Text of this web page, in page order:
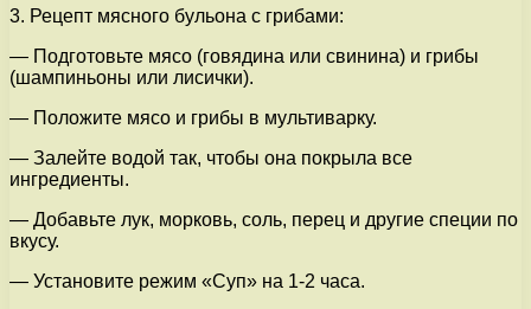
3. Рецепт мясного бульона с грибами:
— Подготовьте мясо (говядина или свинина) и грибы
(шампиньоны или лисички).
— Положите мясо и грибы в мультиварку.
— Залейте водой так, чтобы она покрыла все
ингредиенты.
— Добавьте лук, морковь, соль, перец и другие специи по
вкусу.
— Установите режим «Суп» на 1-2 часа.